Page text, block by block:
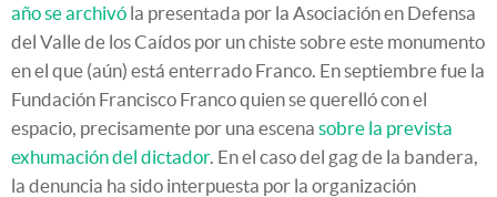
año se archivó la presentada por la Asociación en Defensa
del Valle de los Caídos por un chiste sobre este monumento
en el que (aún) está enterrado Franco. En septiembre fue la
Fundación Francisco Franco quien se querelló con el
espacio, precisamente por una escena sobre la prevista
exhumación del dictador. En el caso del gag de la bandera,
la denuncia ha sido interpuesta por la organización